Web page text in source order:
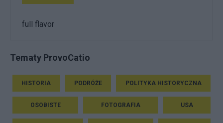
full flavor
Tematy ProvoCatio
HISTORIA PODRÓŻE POLITYKA HISTORYCZNA
OSOBISTE FOTOGRAFIA USA